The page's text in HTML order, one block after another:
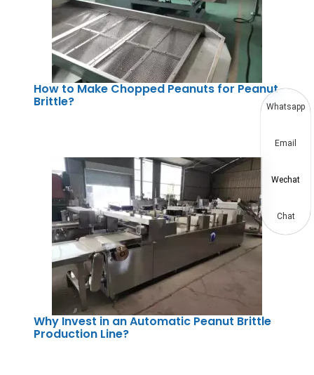
How to Make Chopped Peanuts for Peanut
Brittle?
Why Invest in an Automatic Peanut Brittle
Production Line?
Whatsapp
Email
Wechat
Chat